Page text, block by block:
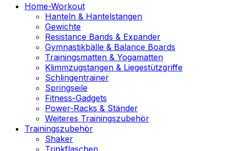
Home-Workout
Hanteln & Hantelstangen
Gewichte
Resistance Bands & Expander
Gymnastikbälle & Balance Boards
Trainingsmatten & Yogamatten
Klimmzugstangen & Liegestützgriffe
Schlingentrainer
Springseile
Fitness-Gadgets
Power-Racks & Ständer
Weiteres Trainingszubehör
Trainingszubehör
Shaker
Trinkflaschen